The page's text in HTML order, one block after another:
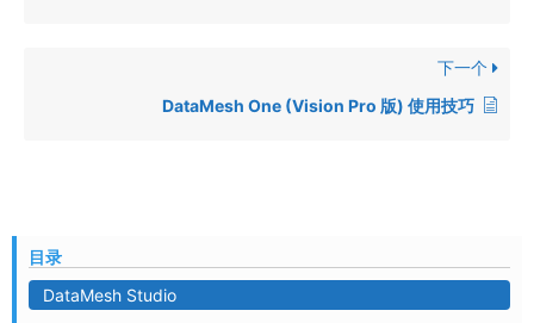
下一个
DataMesh One (Vision Pro 版) 使用技巧
目录
DataMesh Studio